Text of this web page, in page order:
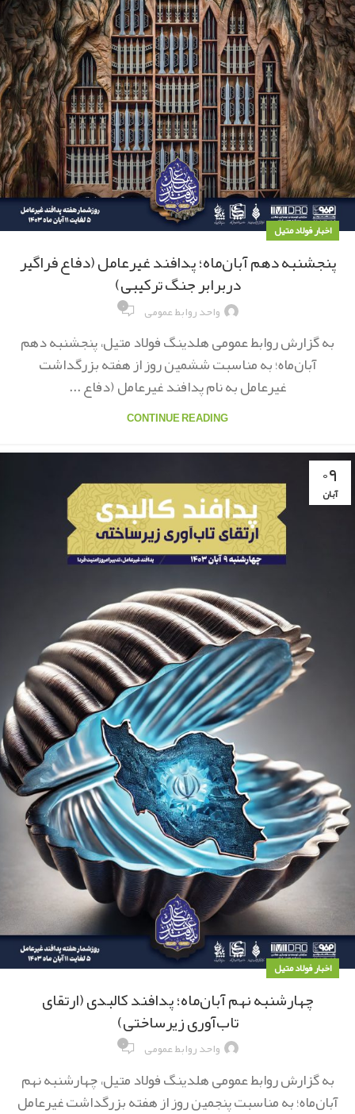
اخبار فولاد متیل
پنجشنبه دهم آبان‌ماه؛ پدافند غیرعامل (دفاع فراگیر
دربرابر جنگ ترکیبی)
واحد روابط عمومی ۰
به گزارش روابط عمومی هلدینگ فولاد متیل، پنجشنبه دهم
آبان‌ماه؛ به مناسبت ششمین روز از هفته بزرگداشت
غیرعامل به نام پدافند غیرعامل (دفاع ...
CONTINUE READING
۰۹
آبان
اخبار فولاد متیل
چهارشنبه نهم آبان‌ماه؛ پدافند کالبدی (ارتقای
تاب‌آوری زیرساختی)
واحد روابط عمومی ۰
به گزارش روابط عمومی هلدینگ فولاد متیل، چهارشنبه نهم
آبان‌ماه؛ به مناسبت پنجمین روز از هفته بزرگداشت غیرعامل